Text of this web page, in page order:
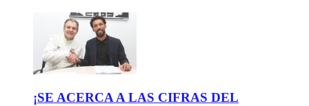
¡SE ACERCA A LAS CIFRAS DEL